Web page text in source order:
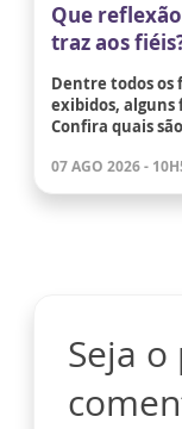
Que
traz aos
Dentre todos os
exibidos, alguns
Confira quais
07 AGO 2026 -
Seja